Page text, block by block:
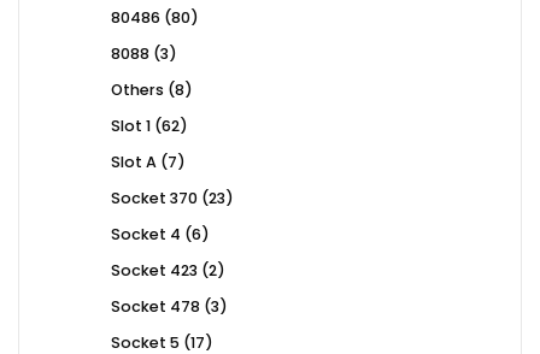
80486 8080
8088 33
Others 88
Slot 1 6262
Slot A 77
Socket 370 2323
Socket 4 66
Socket 423 22
Socket 478 33
Socket 5 1717